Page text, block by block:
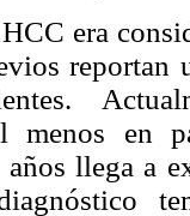
era
reportan
menos en
llega a